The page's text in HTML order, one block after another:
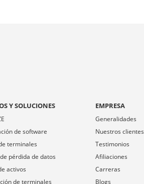
Y SOLUCIONES
de software
terminales
pérdida de datos
activos
de terminales
EMPRESA
Generalidades
Nuestros clientes
Testimonios
Afiliaciones
Carreras
Blogs